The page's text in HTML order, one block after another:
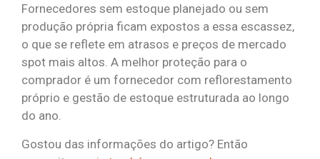
Fornecedores sem estoque planejado ou sem
produção própria ficam expostos a essa escassez,
o que se reflete em atrasos e preços de mercado
spot mais altos. A melhor proteção para o
comprador é um fornecedor com reflorestamento
próprio e gestão de estoque estruturada ao longo
do ano.
Gostou das informações do artigo? Então